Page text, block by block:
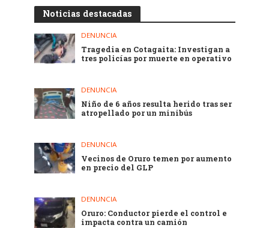
Noticias destacadas
DENUNCIA
Tragedia en Cotagaita: Investigan a
tres policías por muerte en operativo
DENUNCIA
Niño de 6 años resulta herido tras ser
atropellado por un minibús
DENUNCIA
Vecinos de Oruro temen por aumento
en precio del GLP
DENUNCIA
Oruro: Conductor pierde el control e
impacta contra un camión